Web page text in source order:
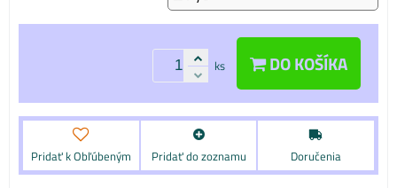
ks DO KOŠÍKA
Pridať k Obľúbeným Pridať do zoznamu Doručenia